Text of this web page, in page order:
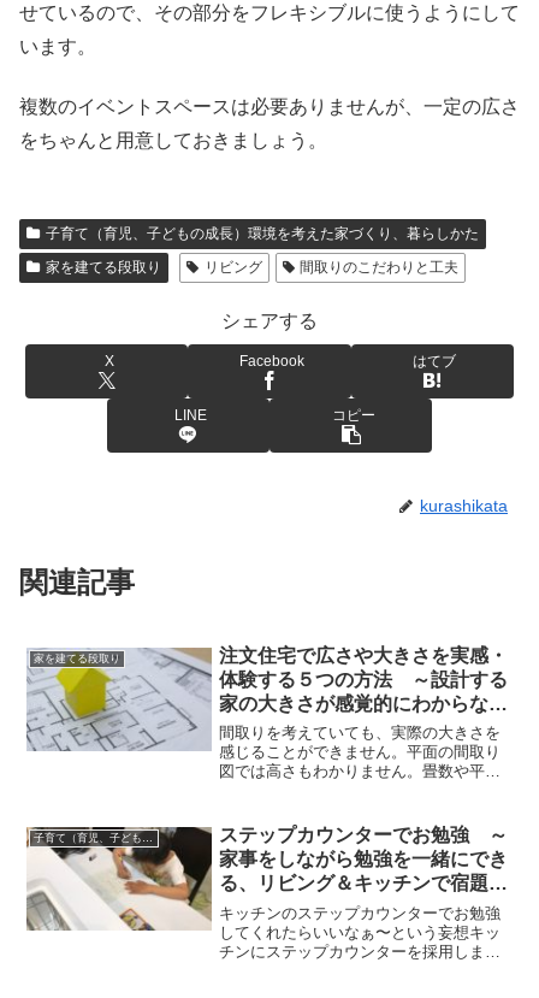
せているので、その部分をフレキシブルに使うようにして
います。
複数のイベントスペースは必要ありませんが、一定の広さ
をちゃんと用意しておきましょう。
子育て（育児、子どもの成長）環境を考えた家づくり、暮らしかた
家を建てる段取り
リビング 間取りのこだわりと工夫
シェアする
X Facebook はてブ
LINE コピー
kurashikata
関連記事
家を建てる段取り
注文住宅で広さや大きさを実感・
体験する５つの方法 ～設計する
家の大きさが感覚的にわからない
時の対策
間取りを考えていても、実際の大きさを
感じることができません。平面の間取り
図では高さもわかりません。畳数や平方
アルサイズのものがありません。注文住
宅で広さや大きさを実感・体験する５つ
の方法をお教えします。
子育て（育児、子どもの成長）環境を考えた家づくり、暮らしかた
ステップカウンターでお勉強 ～
家事をしながら勉強を一緒にでき
る、リビング＆キッチンで宿題を
会話しながらできる、オススメ
キッチンのステップカウンターでお勉強
してくれたらいいなぁ〜という妄想キッ
チンにステップカウンターを採用しまし